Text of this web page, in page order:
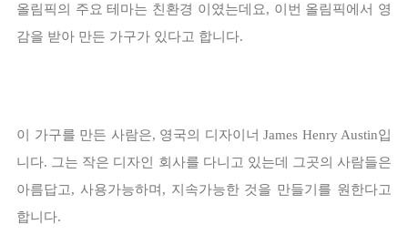
올림픽의 주요 테마는 친환경 이였는데요, 이번 올림픽에서 영
감을 받아 만든 가구가 있다고 합니다.
이 가구를 만든 사람은, 영국의 디자이너 James Henry Austin입
니다. 그는 작은 디자인 회사를 다니고 있는데 그곳의 사람들은
아름답고, 사용가능하며, 지속가능한 것을 만들기를 원한다고
합니다.